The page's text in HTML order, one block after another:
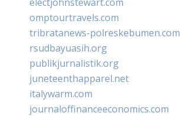
omptourtravels.com
tribratanews-polreskebumen.com
rsudbayuasih.org
publikjurnalistik.org
juneteenthapparel.net
italywarm.com
journaloffinanceeconomics.com